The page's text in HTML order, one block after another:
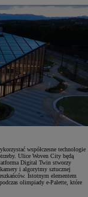
współczesne technologie
Ulice Woven City będą
Digital Twin stworzy
i algorytmy sztucznej
Istotnym elementem
olimpiady e-Palette, które